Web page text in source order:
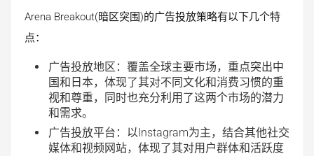
Arena Breakout(暗区突围)的广告投放策略有以下几个特
点：
广告投放地区：覆盖全球主要市场，重点突出中
国和日本，体现了其对不同文化和消费习惯的重
视和尊重，同时也充分利用了这两个市场的潜力
和需求。
广告投放平台：以Instagram为主，结合其他社交
媒体和视频网站，体现了其对用户群体和活跃度